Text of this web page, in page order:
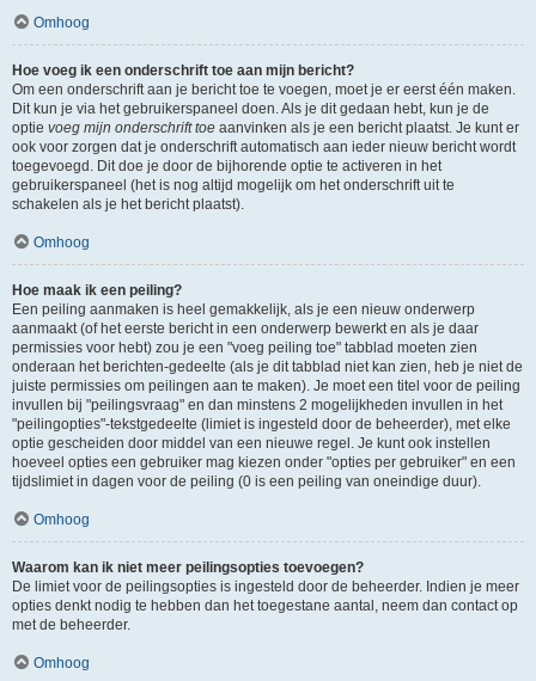
Omhoog
Hoe voeg ik een onderschrift toe aan mijn bericht?
Om een onderschrift aan je bericht toe te voegen, moet je er eerst één maken.
Dit kun je via het gebruikerspaneel doen. Als je dit gedaan hebt, kun je de
optie voeg mijn onderschrift toe aanvinken als je een bericht plaatst. Je kunt er
ook voor zorgen dat je onderschrift automatisch aan ieder nieuw bericht wordt
toegevoegd. Dit doe je door de bijhorende optie te activeren in het
gebruikerspaneel (het is nog altijd mogelijk om het onderschrift uit te
schakelen als je het bericht plaatst).
Omhoog
Hoe maak ik een peiling?
Een peiling aanmaken is heel gemakkelijk, als je een nieuw onderwerp
aanmaakt (of het eerste bericht in een onderwerp bewerkt en als je daar
permissies voor hebt) zou je een "voeg peiling toe" tabblad moeten zien
onderaan het berichten-gedeelte (als je dit tabblad niet kan zien, heb je niet de
juiste permissies om peilingen aan te maken). Je moet een titel voor de peiling
invullen bij "peilingsvraag" en dan minstens 2 mogelijkheden invullen in het
"peilingopties"-tekstgedeelte (limiet is ingesteld door de beheerder), met elke
optie gescheiden door middel van een nieuwe regel. Je kunt ook instellen
hoeveel opties een gebruiker mag kiezen onder "opties per gebruiker" en een
tijdslimiet in dagen voor de peiling (0 is een peiling van oneindige duur).
Omhoog
Waarom kan ik niet meer peilingsopties toevoegen?
De limiet voor de peilingsopties is ingesteld door de beheerder. Indien je meer
opties denkt nodig te hebben dan het toegestane aantal, neem dan contact op
met de beheerder.
Omhoog